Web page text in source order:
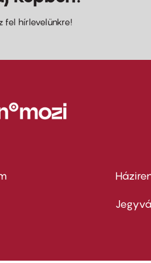
fel hírlevelünkre!